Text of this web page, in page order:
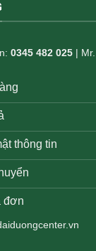
0345 482 025 |
thông tin
đơn